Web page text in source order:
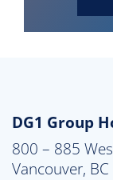
DG1 Group
800 – 885
Vancouver,